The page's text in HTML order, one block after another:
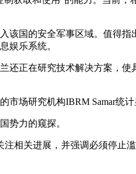
国的安全军事区域。值得
娱乐系统。
正在研究技术解决方案，
场研究机构IBRM Samar统
势力的窥探。
相关进展，并强调必须停止